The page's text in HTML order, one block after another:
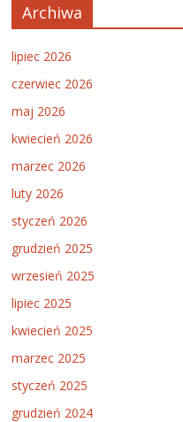
Archiwa
lipiec 2026
czerwiec 2026
maj 2026
kwiecień 2026
marzec 2026
luty 2026
styczeń 2026
grudzień 2025
wrzesień 2025
lipiec 2025
kwiecień 2025
marzec 2025
styczeń 2025
grudzień 2024